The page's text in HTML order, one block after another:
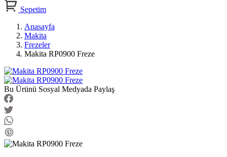
Sepetim
Anasayfa
Makita
Frezeler
Makita RP0900 Freze
Bu Ürünü Sosyal Medyada Paylaş